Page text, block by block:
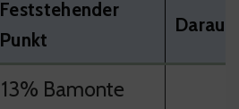
Feststehender
Punkt
13% Bamonte